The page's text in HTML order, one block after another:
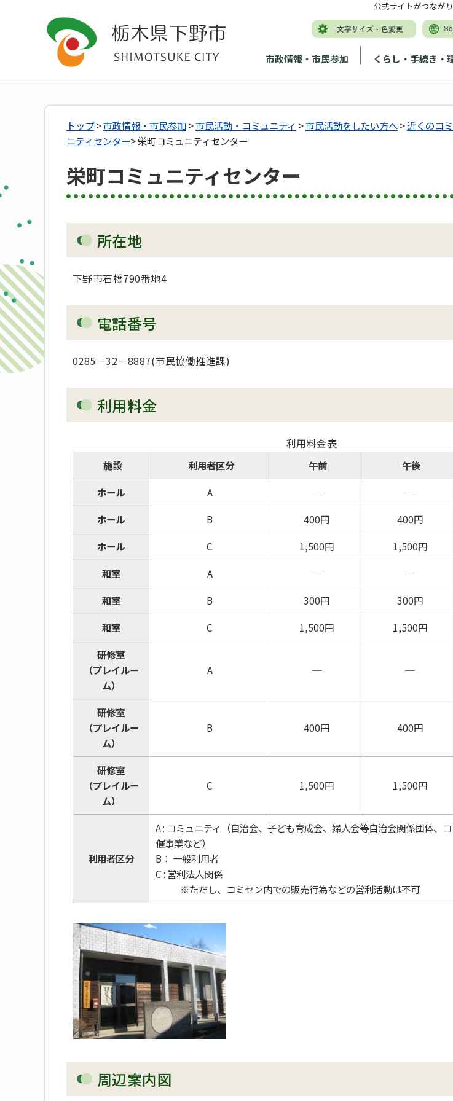
市政情報・市民参加 くらし・手続き・
公式サイトがつなが
トップ>市政情報・市民参加>市民活動・コミュニティ >市民活動をしたい方へ>近くのコ
ニティセンター> 栄町コミュニティセンター
栄町コミュニティセンター
​所在地
下野市石橋790番地4
電話番号
0285－32－8887(市民協働推進課)
利用料金
利用料金表
施設 利用者区分 午前 午後
ホール
A ─ ─
ホール
B 400円 400円
ホール
C 1,500円 1,500円
和室
A ─ ─
和室
B 300円 300円
和室
C 1,500円 1,500円
研修室
（プレイルー
ム）
A ─ ─
研修室
（プレイルー
ム）
B 400円 400円
研修室
（プレイルー
ム）
C 1,500円 1,500円
利用者区分
A : コミュニティ（自治会、子ども育成会、婦人会等自治会関係団体、
催事業など）
B： 一般利用者
C : 営利法人関係
※ただし、コミセン内での販売行為などの営利活動は不可
周辺案内図